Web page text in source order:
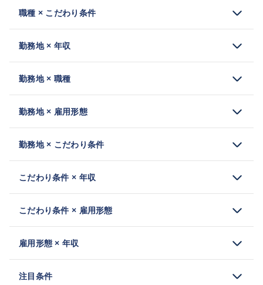
職種 × こだわり条件
勤務地 × 年収
勤務地 × 職種
勤務地 × 雇用形態
勤務地 × こだわり条件
こだわり条件 × 年収
こだわり条件 × 雇用形態
雇用形態 × 年収
注目条件